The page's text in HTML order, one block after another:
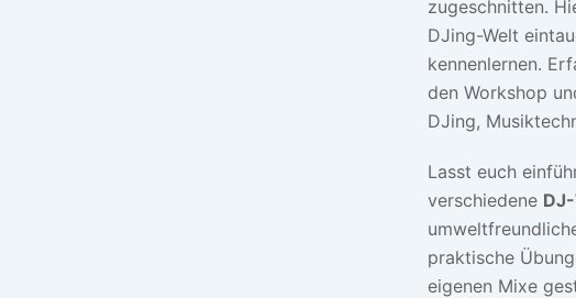
zugeschnitten.
DJing-Welt
kennenlernen.
den Workshop
DJing,
Lasst euch
verschiedene
praktische
eigenen Mixe